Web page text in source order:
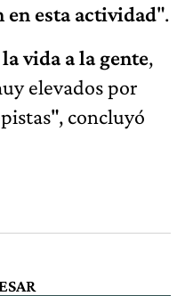
esta actividad".
vida a la gente,
elevados por
concluyó